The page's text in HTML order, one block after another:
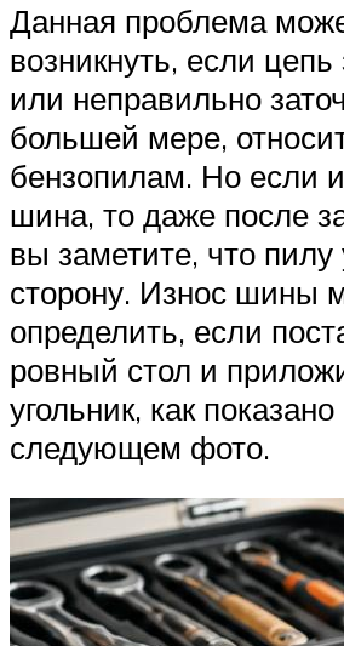
Данная проблема
возникнуть, если цепь
или неправильно
большей мере,
бензопилам. Но если
шина, то даже после
вы заметите, что пилу
сторону. Износ шины
определить, если
ровный стол и
угольник, как
следующем фото.